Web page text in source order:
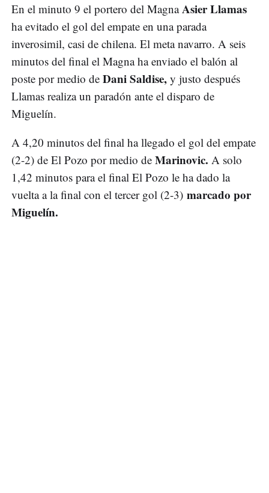
En el minuto 9 el portero del MagnaAsier Llamas
ha evitado el gol del empate en una parada
inverosimil, casi de chilena. El meta navarro. A seis
minutos del final el Magna ha enviado el balón al
poste por medio de Dani Saldise, y justo después
Llamas realiza un paradón ante el disparo de
Miguelín.
A 4,20 minutos del final ha llegado el gol del empate
(2-2) de El Pozo por medio de Marinovic. A solo
1,42 minutos para el final El Pozo le ha dado la
vuelta a la final con el tercer gol (2-3) marcado por
Miguelín.